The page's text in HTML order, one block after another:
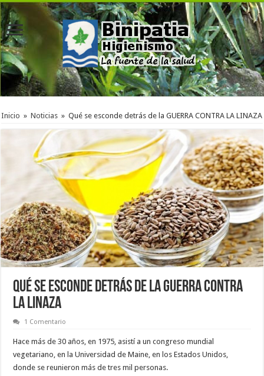
Inicio » Noticias » Qué se esconde detrás de la GUERRA CONTRA LA LINAZA
Qué se esconde detrás de la GUERRA CONTRA
LA LINAZA
1 Comentario
Hace más de 30 años, en 1975, asistí a un congreso mundial
vegetariano, en la Universidad de Maine, en los Estados Unidos,
donde se reunieron más de tres mil personas.